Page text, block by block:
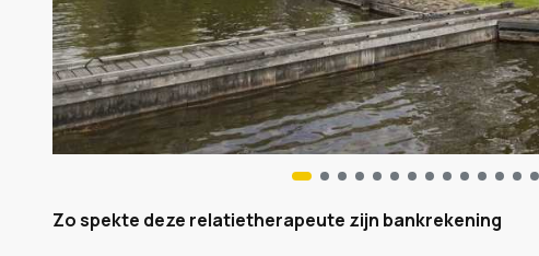
Zo spekte deze relatietherapeute zijn bankrekening